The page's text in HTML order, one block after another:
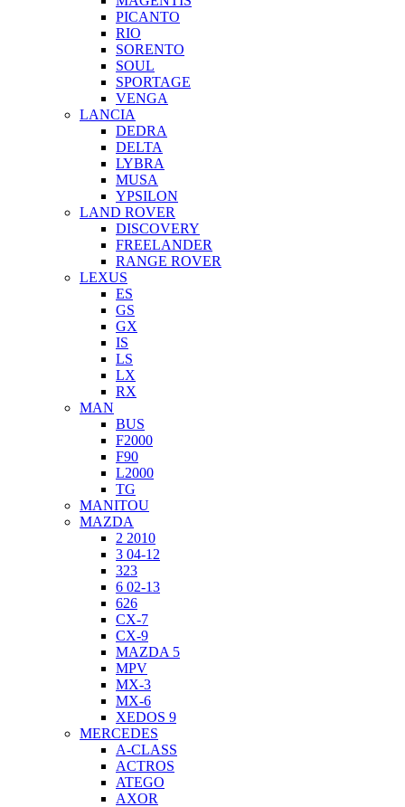
PICANTO
RIO
SORENTO
SOUL
SPORTAGE
VENGA
LANCIA
DEDRA
DELTA
LYBRA
MUSA
YPSILON
LAND ROVER
DISCOVERY
FREELANDER
RANGE ROVER
LEXUS
ES
GS
GX
IS
LS
LX
RX
MAN
BUS
F2000
F90
L2000
TG
MANITOU
MAZDA
2 2010
3 04-12
323
6 02-13
626
CX-7
CX-9
MAZDA 5
MPV
MX-3
MX-6
XEDOS 9
MERCEDES
A-CLASS
ACTROS
ATEGO
AXOR